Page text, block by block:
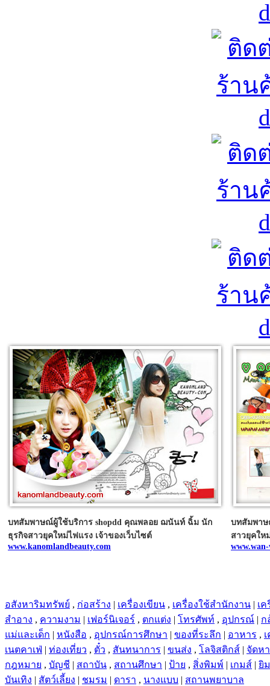
บทสัมพาษณ์ผู้ใช้บริการ shopdd คุณพลอย ฌนันท์ ฉิ้ม นัก
ธุรกิจสาวยุคใหม่ไฟแรง เจ้าของเว็บไซต์
www.kanomlandbeauty.com
บทสัมพาษ
สาวยุคให
อสังหาริมทรัพย์ , ก่อสร้าง | เครื่องเขียน , เครื่องใช้สำนักงาน | เ
สำอาง , ความงาม | เฟอร์นิเจอร์ , ตกแต่ง | โทรศัพท์ , อุปกรณ์ | ก
แม่และเด็ก | หนังสือ , อุปกรณ์การศึกษา | ของที่ระลึก | อาหาร ,
เนตคาเฟ่ | ท่องเที่ยว , ตั๋ว , สันทนาการ | ขนส่ง , โลจิสติกส์ | จัดห
กฎหมาย , บัญชี | สถาบัน , สถานศึกษา | ป้าย , สิ่งพิมพ์ | เกมส์ | ยิม
บันเทิง | สัตว์เลี้ยง | ชมรม | ดารา , นางแบบ | สถานพยาบาล